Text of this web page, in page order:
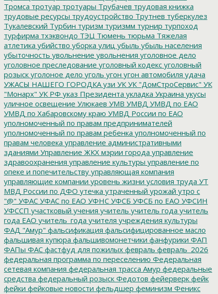
Тромса тротуар тротуары Трубачев трудовая книжка
трудовые ресурсы трудоустройство Трутнев туберкулез
Тукалевский Турбин туризм туризмм турнир турпоход
турфирма тхэквондо ТЭЦ Тюмень тюрьма Тяжелая
атлетика убийство уборка улиц убыль убыль населения
убыточность увольнение увольнения уголовное дело
уголовное преследование уголовный кодекс уголовный
розыск уголоное дело уголь угон угон автомобиля удача
УЖАСЫ НАШЕГО ГОРОДКА узи УК УК "ДомСтроСервис" УК
"Монарх" УК РФ указ Президента укладка Украина укусы
уличное освещение Улюкаев УМВ УМВД УМВД по ЕАО
УМВД по Хабаровскому краю УМВД России по ЕАО
уполномоченный по правам предпринимателей
уполномоченный по правам ребенка уполномоченный по
правам человека управление административными
зданиями Управление ЖКХ мэрии города управление
здравоохранения управление культуры управление по
опеке и попечительству управляющая компания
управляющие компании уровень жизни условия труда УТ
МВД России по ДФО утечка утраченный урожай утро с
"@" УФАС УФАС по ЕАО УФНС УФСБ УФСБ по ЕАО УФСИН
УФССП участковый учения учитель учитель года учитель
года ЕАО учитель_года учителя учреждения культуры
ФАД "Амур" фальсификация фальсифицированное масло
фальшивая купюра фальшивомонетчики фанфурики ФАП
ФАПы ФАС фастфуд для пожилых февраль февраль_2026
федеральная программа по переселению Федеральная
сетевая компания федеральная трасса Амур федеральные
средства федеральный розыск Федотов фейерверк фейк
фейки фейковые новости фельдшер феминизм Феникс